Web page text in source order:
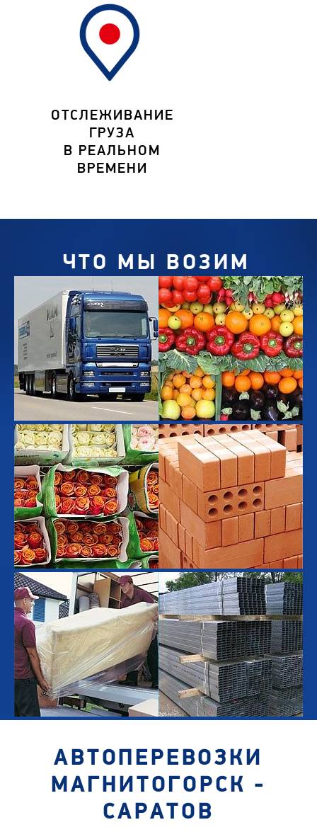
ОТСЛЕЖИВАНИЕ
ГРУЗА
В РЕАЛЬНОМ
ВРЕМЕНИ
ЧТО МЫ ВОЗИМ
АВТОПЕРЕВОЗКИ
МАГНИТОГОРСК -
САРАТОВ